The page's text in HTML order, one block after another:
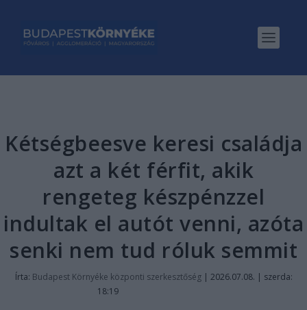
Kétségbeesve keresi családja
azt a két férfit, akik
rengeteg készpénzzel
indultak el autót venni, azóta
senki nem tud róluk semmit
Írta: Budapest Környéke központi szerkesztőség| 2026.07.08. | szerda:
18:19